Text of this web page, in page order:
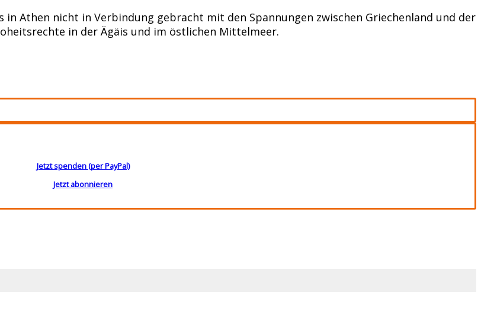
Athen nicht in Verbindung gebracht mit den Spannungen zwischen Griechenland und der
in der Ägäis und im östlichen Mittelmeer.
Jetzt spenden (per PayPal)
Jetzt abonnieren